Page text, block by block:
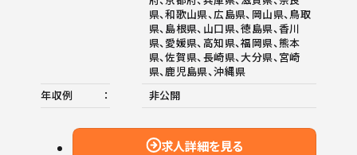
県、和歌山県、広島県、岡山県、鳥取
県、島根県、山口県、徳島県、香川
県、愛媛県、高知県、福岡県、熊本
県、佐賀県、長崎県、大分県、宮崎
県、鹿児島県、沖縄県
年収例
非公開
求人詳細を見る